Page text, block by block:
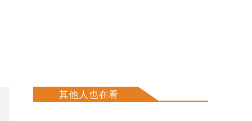
其他人也在看